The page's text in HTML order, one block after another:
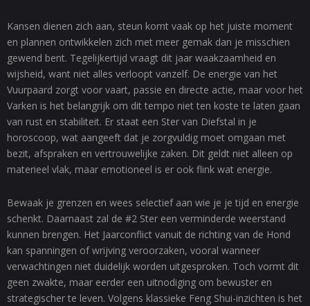
Kansen dienen zich aan, steun komt vaak op het juiste moment
en plannen ontwikkelen zich met meer gemak dan je misschien
gewend bent. Tegelijkertijd vraagt dit jaar waakzaamheid en
wijsheid, want niet alles verloopt vanzelf. De energie van het
Vuurpaard zorgt voor vaart, passie en directe actie, maar voor het
Varken is het belangrijk om dit tempo niet ten koste te laten gaan
van rust en stabiliteit. Er staat een Ster van Diefstal in je
horoscoop, wat aangeeft dat je zorgvuldig moet omgaan met
bezit, afspraken en vertrouwelijke zaken. Dit geldt niet alleen op
materieel vlak, maar emotioneel is er ook flink wat energie.
Bewaak je grenzen en wees selectief aan wie je je tijd en energie
schenkt. Daarnaast zal de #2 Ster een verminderde weerstand
kunnen brengen. Het Jaarconflict vanuit de richting van de Hond
kan spanningen of wrijving veroorzaken, vooral wanneer
verwachtingen niet duidelijk worden uitgesproken. Toch vormt dit
geen zwakte, maar eerder een uitnodiging om bewuster en
strategischer te leven. Volgens klassieke Feng Shui-inzichten is het